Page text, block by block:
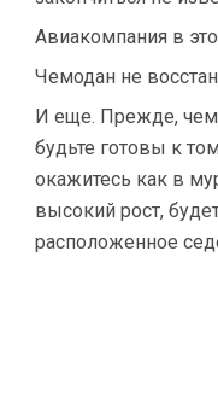
Авиакомпания в
Чемодан не
И еще. Прежде, чем
будьте готовы к
окажитесь как в
высокий рост,
расположенное